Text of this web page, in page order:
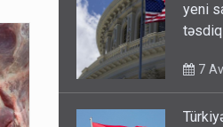
yeni
7